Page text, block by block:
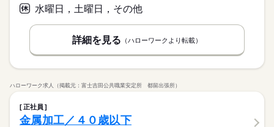
水曜日，土曜日，その他
詳細を見る （ハローワークより転載）
ハローワーク求人（掲載元：富士吉田公共職業安定所 都留出張所）
正社員
金属加工／４０歳以下